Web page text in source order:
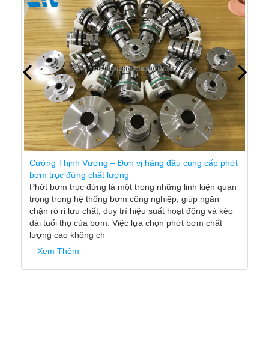
Cường Thịnh Vương – Đơn vị hàng đầu cung cấp phớt
bơm trục đứng chất lượng
Phớt bơm trục đứng là một trong những linh kiện quan
trọng trong hệ thống bơm công nghiệp, giúp ngăn
chặn rò rỉ lưu chất, duy trì hiệu suất hoạt động và kéo
dài tuổi thọ của bơm. Việc lựa chọn phớt bơm chất
lượng cao không ch
Xem Thêm